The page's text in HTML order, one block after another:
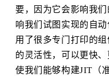
要，因为它会影响我
响我们试图实现的自
用了很多专门打印的
的灵活性，可以更快
使我们能够构建JIT（